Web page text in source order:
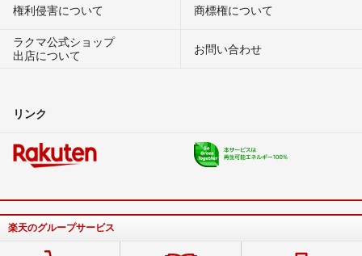
権利侵害について
商標権について
ラクマ公式ショップ
出店について
お問い合わせ
リンク
楽天のグループサービス